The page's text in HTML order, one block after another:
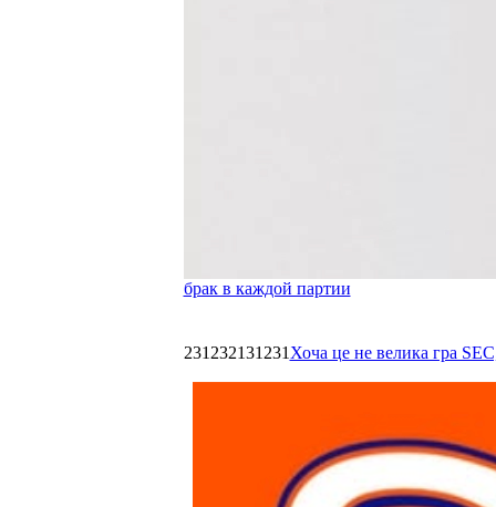
брак в каждой партии
231232131231 Хоча це не велика гра